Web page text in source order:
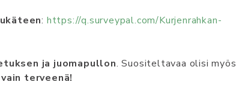
: https://q.surveypal.com/Kurjenrahkan-
ja juomapullon. Suositeltavaa olisi myös
terveenä!